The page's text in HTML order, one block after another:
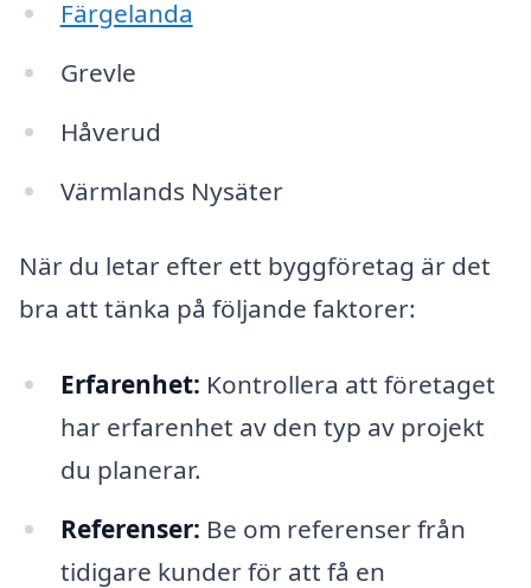
Färgelanda
Grevle
Håverud
Värmlands Nysäter
När du letar efter ett byggföretag är det
bra att tänka på följande faktorer:
Erfarenhet: Kontrollera att företaget
har erfarenhet av den typ av projekt
du planerar.
Referenser: Be om referenser från
tidigare kunder för att få en